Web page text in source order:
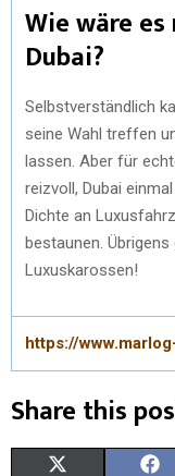
Wie wäre
Dubai?
Selbstverständlich
seine Wahl treffen
lassen. Aber für
reizvoll, Dubai
Dichte an
bestaunen.
Luxuskarossen!
https://
Share this